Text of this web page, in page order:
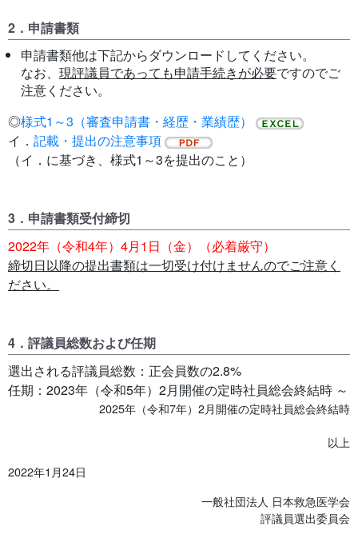
2．申請書類
申請書類他は下記からダウンロードしてください。
なお、 現評議員であっても申請手続きが必要ですのでご
注意ください。
◎様式1～3（審査申請書・経歴・業績歴）
イ． 記載・提出の注意事項
（イ．に基づき、様式1～3を提出のこと）
3．申請書類受付締切
2022年（令和4年）4月1日（金）（必着厳守）
締切日以降の提出書類は一切受け付けませんのでご注意く
ださい。
4．評議員総数および任期
選出される評議員総数：正会員数の2.8%
任期：2023年（令和5年）2月開催の定時社員総会終結時 ～
2025年（令和7年）2月開催の定時社員総会終結時
以上
2022年1月24日
一般社団法人 日本救急医学会
評議員選出委員会